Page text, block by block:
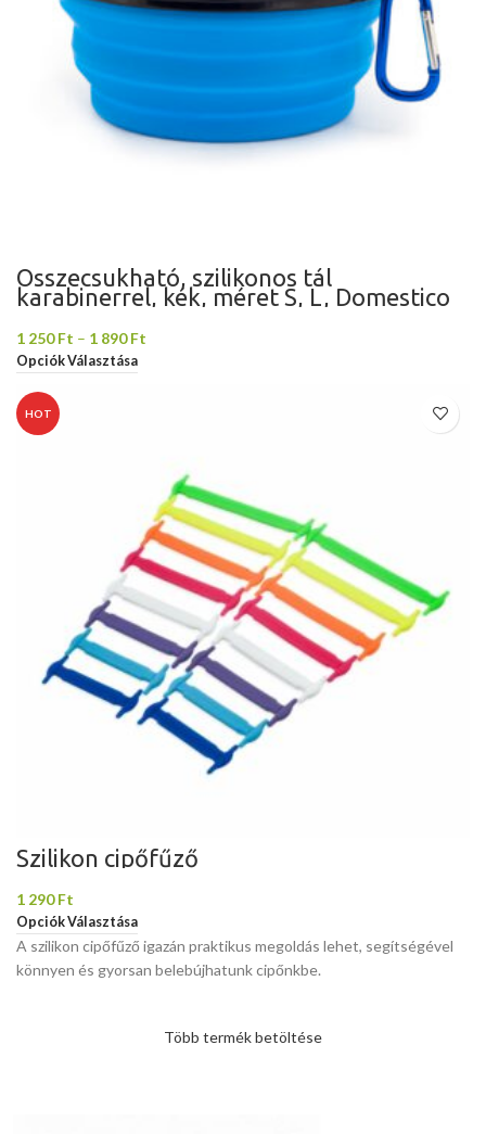
Összecsukható, szilikonos tál
karabinerrel, kék, méret S, L, Domestico
1 250Ft – 1 890Ft
Opciók Választása
HOT
Szilikon cipőfűző
1 290Ft
Opciók Választása
A szilikon cipőfűző igazán praktikus megoldás lehet, segítségével
könnyen és gyorsan belebújhatunk cipőnkbe.
Több termék betöltése